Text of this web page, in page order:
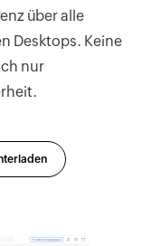
über alle
Desktops. Keine
nur